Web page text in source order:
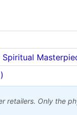
Spiritual
retailers. Only the